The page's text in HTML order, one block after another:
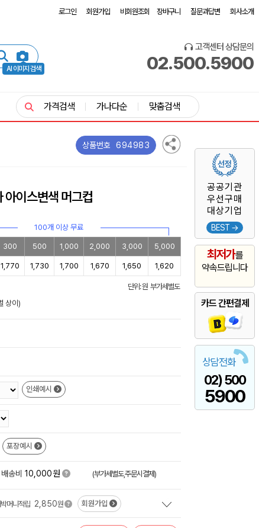
로그인 회원가입 비회원조회 장바구니 질문과답변 회사소개
AI 이미지 검색
고객센터 상담문의
02.500.5900
공공기관
우선구매
대상기업
BEST →
최저가를
약속드립니다
카드 간편결제
상담전화
02) 500
5900
가격검색 가나다순 맞춤검색
상품번호 694983
아이스변색 머그컵
100개 이상 무료
300 500 1,000 2,000 3,000 5,000
1,770 1,730 1,700 1,670 1,650 1,620
단위: 원 부가세별도
상이)
인쇄예시
포장예시
배송비 10,000원 (부가세별도,주문시결제)
머니적립 2,850원 회원가입